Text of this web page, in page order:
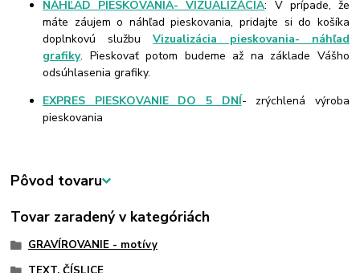
NÁHĽAD PIESKOVANIA- VIZUALIZÁCIA: V prípade, že
máte záujem o náhľad pieskovania, pridajte si do košíka
doplnkovú službuVizualizácia pieskovania- náhľad
grafiky. Pieskovať potom budeme až na základe Vášho
odsúhlasenia grafiky.
EXPRES PIESKOVANIE DO 5 DNÍ- zrýchlená výroba
pieskovania
Pôvod tovaru
Tovar zaradený v kategóriách
GRAVÍROVANIE - motívy